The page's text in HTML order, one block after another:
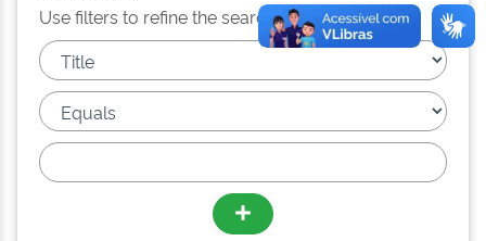
Use filters to refine the search results.